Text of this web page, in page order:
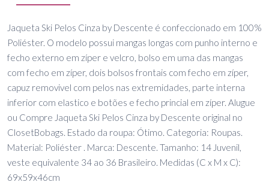
Jaqueta Ski Pelos Cinza by Descente é confeccionado em 100%
Poliéster. O modelo possui mangas longas com punho interno e
fecho externo em zíper e velcro, bolso em uma das mangas
com fecho em zíper, dois bolsos frontais com fecho em zíper,
capuz removivel com pelos nas extremidades, parte interna
inferior com elastico e botões e fecho princial em zíper. Alugue
ou Compre Jaqueta Ski Pelos Cinza by Descente original no
ClosetBobags. Estado da roupa: Ótimo. Categoria: Roupas.
Material: Poliéster . Marca: Descente. Tamanho: 14 Juvenil,
veste equivalente 34 ao 36 Brasileiro. Medidas (C x M x C):
69x59x46cm